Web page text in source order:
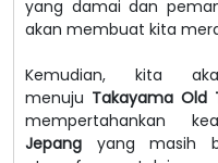
yang damai dan
akan membuat kita
Kemudian, kita
menuju Takayama Old
mempertahankan
Jepang yang masih